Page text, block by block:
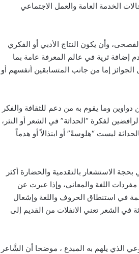
الخدمة العامة والعمل الاجتماعي
وأن يكون النتاج الأدبي أو الفكري
إضافة ثرية في عالم المعرفة عامة بما
إما من جانب المتسابقين أنفسهم أو
وما يقوم به من دعم للثقافة والفكر
لفكرة “الحداثة” في الشعر أو النثر،
ليست “هلوسةً” أو ابتذالاً أو هدماً
الاستشعار بالتقدمية والحضارة أكثر
اللغة والمعاني، وإذا عبرت عن
في استنطاق الحروف واللغة وإشعال
في الشعر تعني الانفلات من القديم إلى
الذي يلهم به المبدع ، موضحا أن الشَّاعر